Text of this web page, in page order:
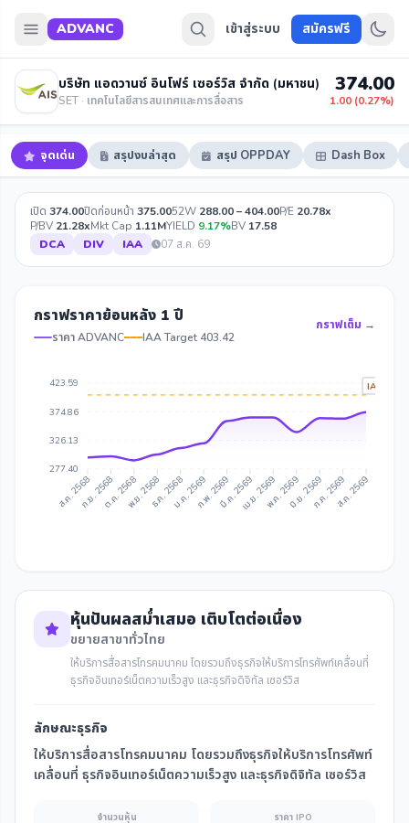
ADVANC เข้าสู่ระบบ สมัครฟรี
บริษัท แอดวานซ์ อินโฟร์ เซอร์วิส จำกัด (มหาชน)
SET · เทคโนโลยีสารสนเทศและการสื่อสาร
374.00
1.00 (0.27%)
จุดเด่น สรุปงบล่าสุด สรุป OPPDAY Dash Box
เปิด 374.00ปิดก่อนหน้า 375.0052W 288.00 – 404.00P/E 20.78x
P/BV 21.28xMkt Cap 1.11MYIELD 9.17%BV 17.58
DCA
DIV IAA 07 ส.ค. 69
กราฟราคาย้อนหลัง 1 ปี
ราคา ADVANC IAA Target 403.42
กราฟเต็ม →
423.59
374.86
326.13
277.40
ส.ค. 2568ก.ย. 2568ต.ค. 2568พ.ย. 2568ธ.ค. 2568ม.ค. 2569ก.พ. 2569มี.ค. 2569เม.ย. 2569พ.ค. 2569มิ.ย. 2569ก.ค. 2569ส.ค. 2569
IAA
หุ้นปันผลสม่ำเสมอ เติบโตต่อเนื่อง
ขยายสาขาทั่วไทย
ให้บริการสื่อสารโทรคมนาคม โดยรวมถึงธุรกิจให้บริการโทรศัพท์เคลื่อนที่
ธุรกิจอินเทอร์เน็ตความเร็วสูง และธุรกิจดิจิทัล เซอร์วิส
ลักษณะธุรกิจ
ให้บริการสื่อสารโทรคมนาคม โดยรวมถึงธุรกิจให้บริการโทรศัพท์
เคลื่อนที่ ธุรกิจอินเทอร์เน็ตความเร็วสูง และธุรกิจดิจิทัล เซอร์วิส
จำนวนหุ้น ราคา IPO